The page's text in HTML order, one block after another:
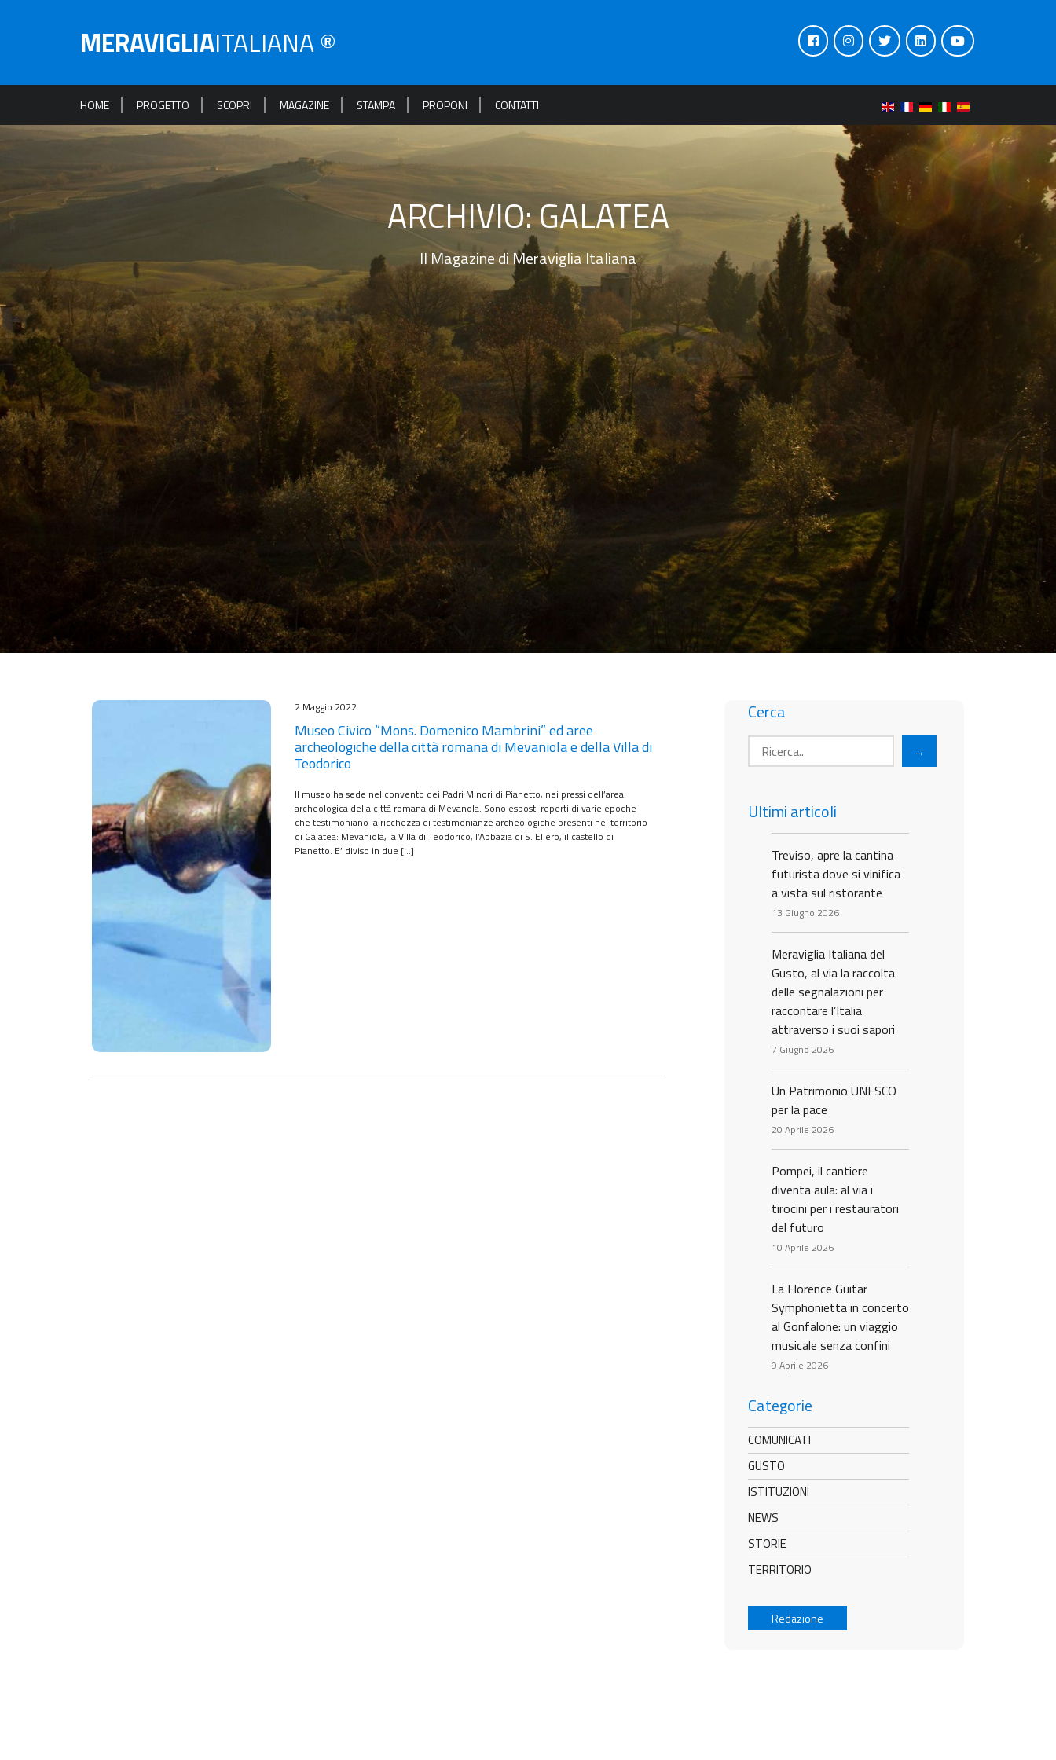
MERAVIGLIAITALIANA ®
HOME PROGETTO SCOPRI MAGAZINE STAMPA PROPONI CONTATTI
ARCHIVIO:GALATEA
Il Magazine di Meraviglia Italiana
2 Maggio 2022
Museo Civico “Mons. Domenico Mambrini” ed aree
archeologiche della città romana di Mevaniola e della Villa di
Teodorico
Il museo ha sede nel convento dei Padri Minori di Pianetto, nei pressi dell’area
archeologica della città romana di Mevanola. Sono esposti reperti di varie epoche
che testimoniano la ricchezza di testimonianze archeologiche presenti nel territorio
di Galatea: Mevaniola, la Villa di Teodorico, l’Abbazia di S. Ellero, il castello di
Pianetto. E’ diviso in due […]
Cerca
→
Ultimi articoli
Treviso, apre la cantina
futurista dove si vinifica
a vista sul ristorante
13 Giugno 2026
Meraviglia Italiana del
Gusto, al via la raccolta
delle segnalazioni per
raccontare l’Italia
attraverso i suoi sapori
7 Giugno 2026
Un Patrimonio UNESCO
per la pace
20 Aprile 2026
Pompei, il cantiere
diventa aula: al via i
tirocini per i restauratori
del futuro
10 Aprile 2026
La Florence Guitar
Symphonietta in concerto
al Gonfalone: un viaggio
musicale senza confini
9 Aprile 2026
Categorie
COMUNICATI
GUSTO
ISTITUZIONI
NEWS
STORIE
TERRITORIO
Redazione